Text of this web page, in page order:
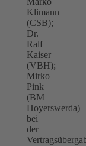
Klimann
(CSB);
Dr.
Ralf
Kaiser
(VBH);
Mirko
Pink
(BM
Hoyerswerda)
bei
der